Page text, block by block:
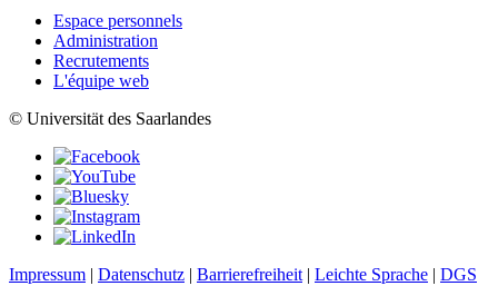
Espace personnels
Administration
Recrutements
L'équipe web
© Universität des Saarlandes
Impressum | Datenschutz | Barrierefreiheit | Leichte Sprache | DGS